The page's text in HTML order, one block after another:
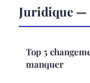
Juridique —
Top 5
manquer